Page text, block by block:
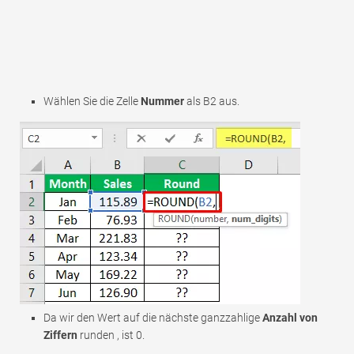
Wählen Sie die Zelle Nummerals B2 aus.
Da wir den Wert auf die nächste ganzzahligeAnzahl von
Ziffern runden , ist 0.